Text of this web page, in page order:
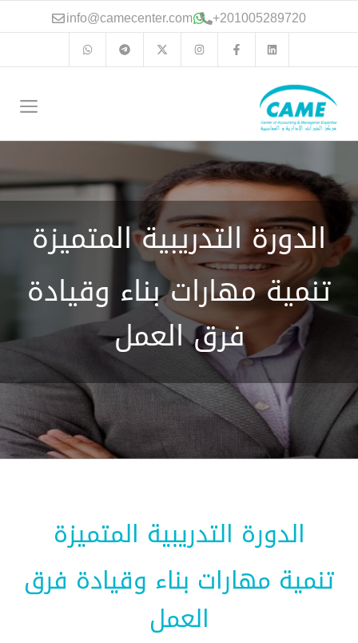
انتقل
إلى 201005289720
+
info@camecenter.com
الدورة التدريبية المتميزة
تنمية مهارات بناء وقيادة
فرق العمل
الدورة التدريبية المتميزة
تنمية مهارات بناء وقيادة فرق
العمل